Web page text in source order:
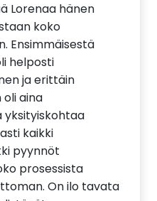
Lorenaa hänen
koko
Ensimmäisestä
helposti
ja erittäin
aina
yksityiskohtaa
kaikki
pyynnöt
prosessista
On ilo tavata